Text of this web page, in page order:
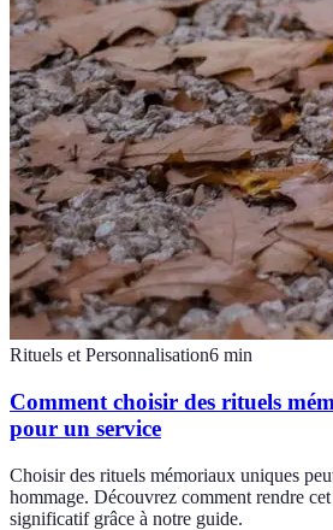
Rituels et Personnalisation6 min
Comment choisir des rituels
pour un service
Choisir des rituels mémoriaux uniques
hommage. Découvrez comment rendre
significatif grâce à notre guide.